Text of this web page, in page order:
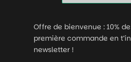
Offre de bienvenue : 10%
première commande en
newsletter !